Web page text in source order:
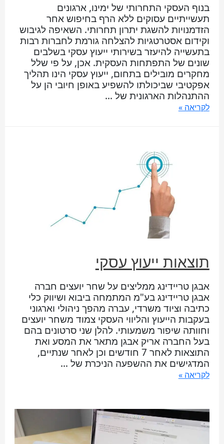
בנוף העסקי התחרותי של ימינו, ארגונים
תעשייתיים עסוקים ללא הרף בחיפוש אחר
הזדמנויות להשגת יתרון תחרותי. השאיפה לגיבוש
וקידום אסטרטגיות להצלחה גורמת לחברות רבות
בתעשייה להיעזר בשירותי ייעוץ עסקי בשלבים
שונים של התפתחות העסקית. אכן, על פי שלל
מחקרים מובילים בתחום, ייעוץ עסקי הינו תהליך
אפקטיבי שביכולתו להשפיע באופן חיובי הן על
ההתנהלות הארגונית של …
לקריאה »
תוצאות ייעוץ עסקי
אבגן טריידינג ממליצים על שחר יועצים חברה
אבגן טריידינג בע"מ המתמחה ביבוא ושיווק כלי
כתיבה וציוד משרדי, עברה מהפך ניהולי וארגוני
בעקבות הייעוץ והליווי העסקי צמוד משחר יועצים
וחוותה שיפור משמעותי. להלן שני סרטונים בהם
בעל החברה אריק אבגן מתאר את המסע ואת
התוצאות לאחר 7 חודשים וכן לאחר שנתיים,
המדגישים את ההשפעה הניכרת של …
לקריאה »